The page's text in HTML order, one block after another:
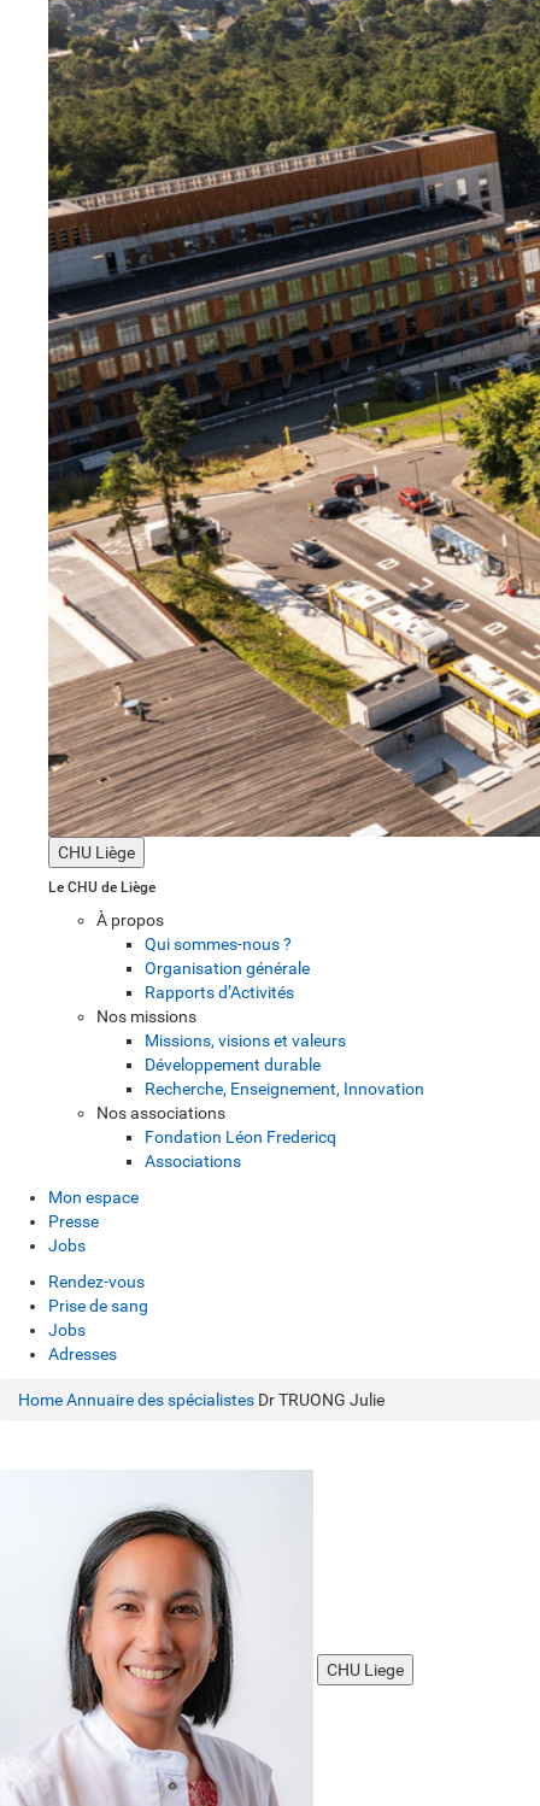
CHU Liège
Le CHU de Liège
À propos
Qui sommes-nous ?
Organisation générale
Rapports d’Activités
Nos missions
Missions, visions et valeurs
Développement durable
Recherche, Enseignement, Innovation
Nos associations
Fondation Léon Fredericq
Associations
Mon espace
Presse
Jobs
Rendez-vous
Prise de sang
Jobs
Adresses
HomeAnnuaire des spécialistes Dr TRUONG Julie
CHU Liege